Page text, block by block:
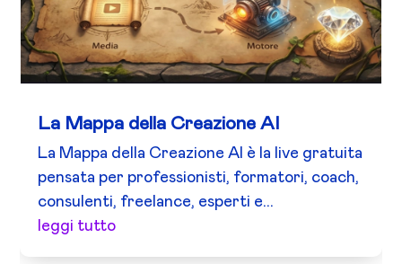
La Mappa della Creazione AI
La Mappa della Creazione AI è la live gratuita
pensata per professionisti, formatori, coach,
consulenti, freelance, esperti e...
leggi tutto